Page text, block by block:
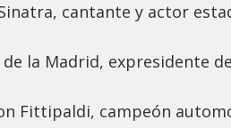
cantante y actor
de la Madrid, expresidente
Fittipaldi, campeón